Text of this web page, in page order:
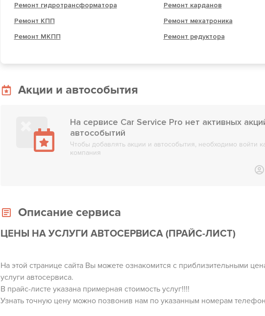
Ремонт гидротрансформатора
Ремонт карданов
Ремонт КПП
Ремонт мехатроника
Ремонт МКПП
Ремонт редуктора
Акции и автособытия
На сервисе Car Service Pro нет активных
автособытий
Чтобы добавлять акции и автособытия, необходимо войти
компания
Описание сервиса
ЦЕНЫ НА УСЛУГИ АВТОСЕРВИСА (ПРАЙС-ЛИСТ)
На этой странице сайта Вы можете ознакомится с приблизительными
услуги автосервиса.
В прайс-листе указана примерная стоимость услуг!!!!
Узнать точную цену можно позвонив нам по указанным номерам